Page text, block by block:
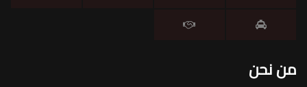
من نحن